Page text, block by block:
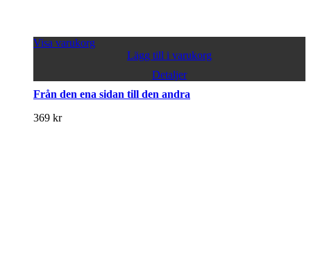
Visa varukorg
Lägg till i varukorg
Detaljer
Från den ena sidan till den andra
369 kr